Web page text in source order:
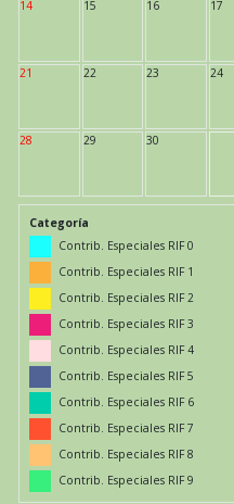
14 15 16 17
21 22 23 24
28 29 30
Categoría
Contrib. Especiales RIF 0
Contrib. Especiales RIF 1
Contrib. Especiales RIF 2
Contrib. Especiales RIF 3
Contrib. Especiales RIF 4
Contrib. Especiales RIF 5
Contrib. Especiales RIF 6
Contrib. Especiales RIF 7
Contrib. Especiales RIF 8
Contrib. Especiales RIF 9